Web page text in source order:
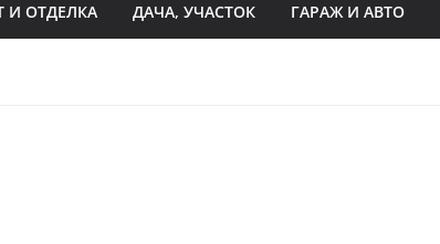
И ОТДЕЛКА ДАЧА, УЧАСТОК ГАРАЖ И АВТО